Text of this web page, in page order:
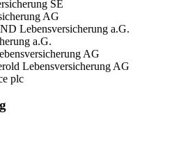
SE
AG
Lebensversicherung a.G.
a.G.
AG
Lebensversicherung AG
plc